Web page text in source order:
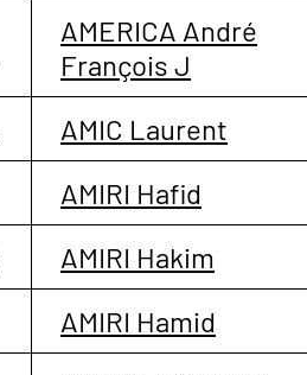
AMERICA André
François J
AMIC Laurent
AMIRI Hafid
AMIRI Hakim
AMIRI Hamid